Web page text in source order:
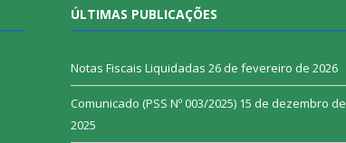
ÚLTIMAS PUBLICAÇÕES
Notas Fiscais Liquidadas 26 de fevereiro de 2026
Comunicado (PSS Nº 003/2025) 15 de dezembro de
2025